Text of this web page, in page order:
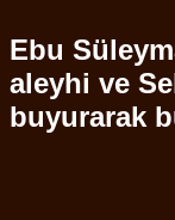
Ebu
aleyhi ve
buyurarak